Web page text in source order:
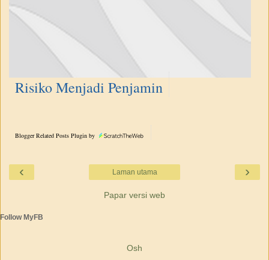
Risiko Menjadi Penjamin
Blogger Related Posts Plugin by
‹ ›
Laman utama
Papar versi web
Follow MyFB
Osh